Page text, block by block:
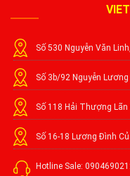
Số 530 Nguyễn Văn
Số 3b/92 Nguyễn
Số 118 Hải Thượng Lãn
Số 16-18 Lương Đình
Hotline Sale: